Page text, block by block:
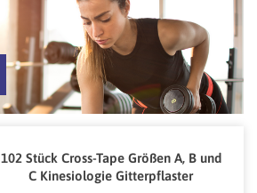
102 Stück Cross-Tape Größen A, B und
C Kinesiologie Gitterpflaster